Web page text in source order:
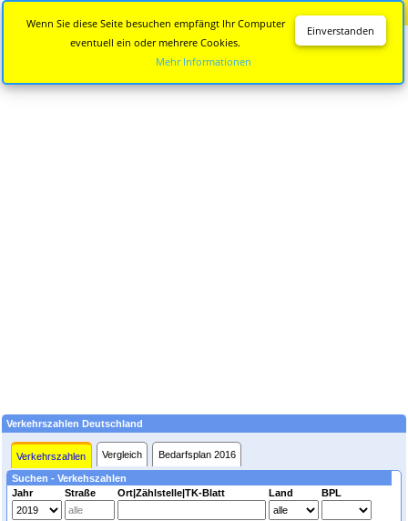
Verkehrszahlen Deutschland
Verkehrszahlen Vergleich Bedarfsplan 2016
Suchen - Verkehszahlen
Jahr
Straße Ort|Zählstelle|TK-Blatt Land BPL
Einverstanden
Wenn Sie diese Seite besuchen empfängt Ihr Computer
eventuell ein oder mehrere Cookies.
Mehr Informationen